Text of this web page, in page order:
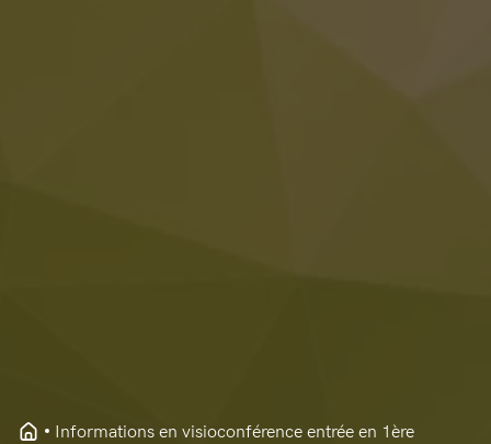
Informations en visioconférence entrée en 1ère